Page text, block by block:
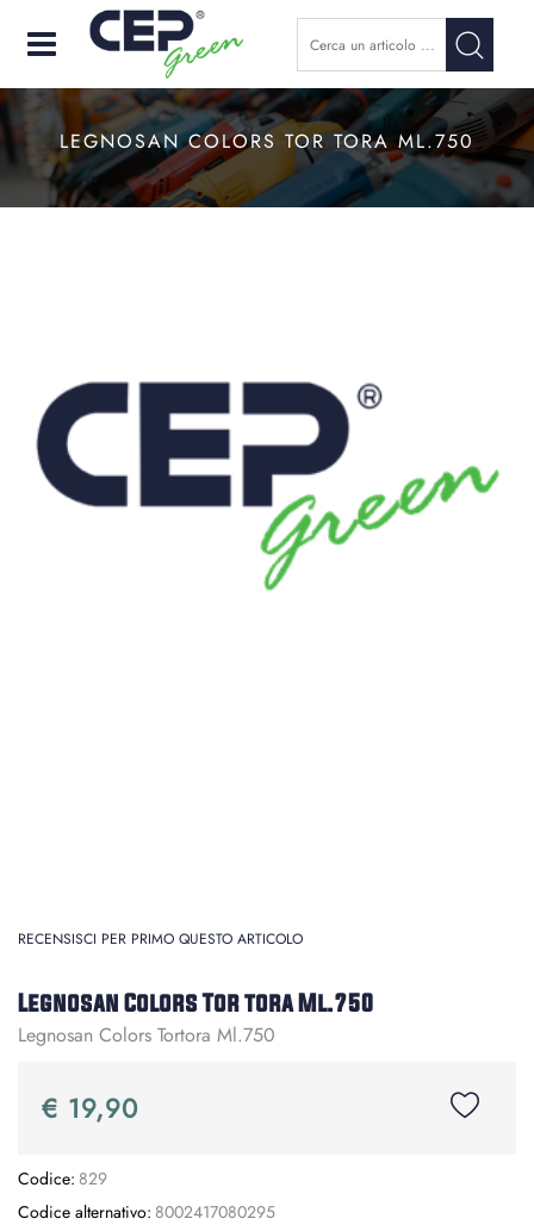
Open
LEGNOSAN COLORS TOR TORA ML.750
RECENSISCI PER PRIMO QUESTO ARTICOLO
Legnosan Colors Tor tora Ml.750
Legnosan Colors Tortora Ml.750
€ 19,90
Codice: 829
Codice alternativo: 8002417080295